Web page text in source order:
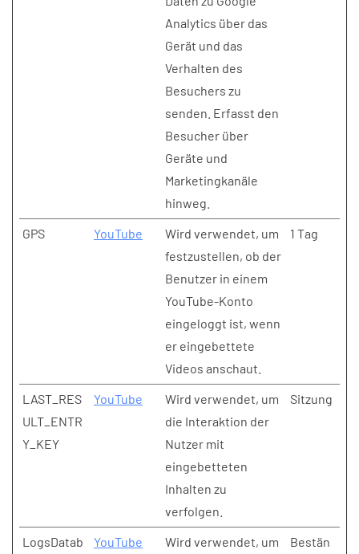
Analytics über das
Gerät und das
Verhalten des
Besuchers zu
senden. Erfasst den
Besucher über
Geräte und
Marketingkanäle
hinweg.
GPS
YouTube
Wird verwendet, um
festzustellen, ob der
Benutzer in einem
YouTube-Konto
eingeloggt ist, wenn
er eingebettete
Videos anschaut.
1 Tag
LAST_RES
ULT_ENTR
Y_KEY
YouTube
Wird verwendet, um
die Interaktion der
Nutzer mit
eingebetteten
Inhalten zu
verfolgen.
Sitzung
LogsDatab
YouTube
Wird verwendet, um
Bestän